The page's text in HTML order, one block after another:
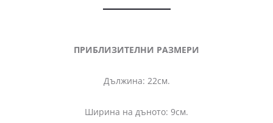
ПРИБЛИЗИТЕЛНИ РАЗМЕРИ
Дължина: 22см.
Ширина на дъното: 9см.